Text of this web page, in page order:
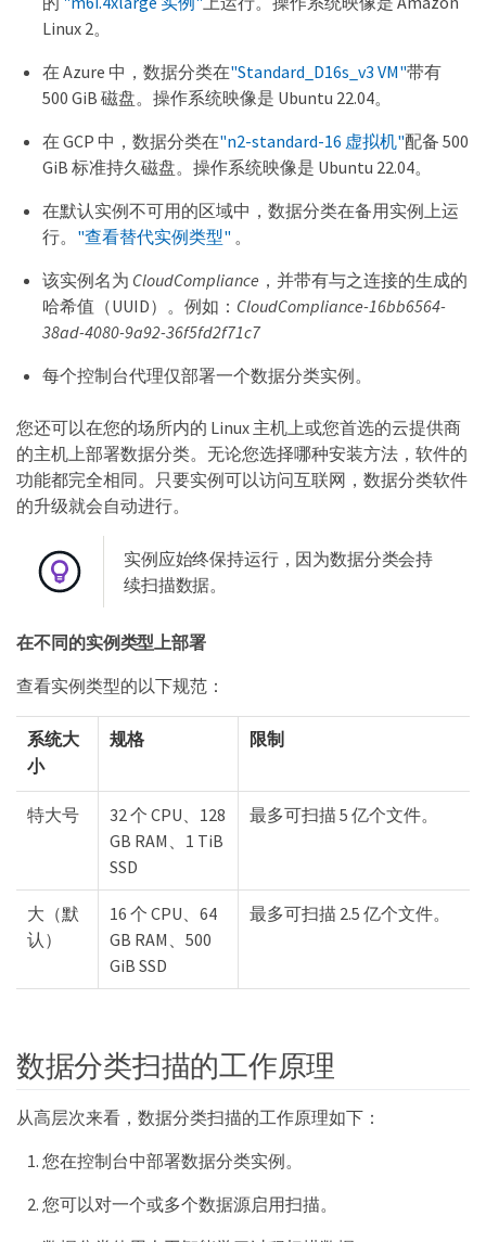
Linux 2。
在 Azure 中，数据分类在"Standard_D16s_v3 VM"带有
500 GiB 磁盘。操作系统映像是 Ubuntu 22.04。
在 GCP 中，数据分类在"n2-standard-16 虚拟机"配备 500
GiB 标准持久磁盘。操作系统映像是 Ubuntu 22.04。
在默认实例不可用的区域中，数据分类在备用实例上运
行。 "查看替代实例类型" 。
该实例名为 CloudCompliance ，并带有与之连接的生成的
哈希值（UUID）。例如： CloudCompliance-16bb6564-
38ad-4080-9a92-36f5fd2f71c7
每个控制台代理仅部署一个数据分类实例。
您还可以在您的场所内的 Linux 主机上或您首选的云提供商
的主机上部署数据分类。无论您选择哪种安装方法，软件的
功能都完全相同。只要实例可以访问互联网，数据分类软件
的升级就会自动进行。
实例应始终保持运行，因为数据分类会持
续扫描数据。
在不同的实例类型上部署
查看实例类型的以下规范：
系统大
小
规格 限制
特大号
32 个 CPU、128
GB RAM、1 TiB
SSD
最多可扫描 5 亿个文件。
大（默
认）
16 个 CPU、64
GB RAM、500
GiB SSD
最多可扫描 2.5 亿个文件。
数据分类扫描的工作原理
从高层次来看，数据分类扫描的工作原理如下：
您在控制台中部署数据分类实例。
您可以对一个或多个数据源启用扫描。